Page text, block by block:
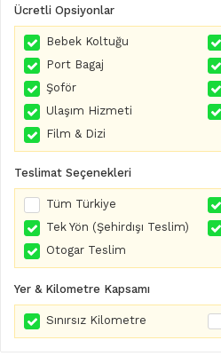
Ücretli Opsiyonlar
Bebek Koltuğu
Port Bagaj
Şoför
Ulaşım Hizmeti
Film & Dizi
Teslimat Seçenekleri
Tüm Türkiye
Tek Yön (Şehirdışı Teslim)
Otogar Teslim
Yer & Kilometre Kapsamı
Sınırsız Kilometre